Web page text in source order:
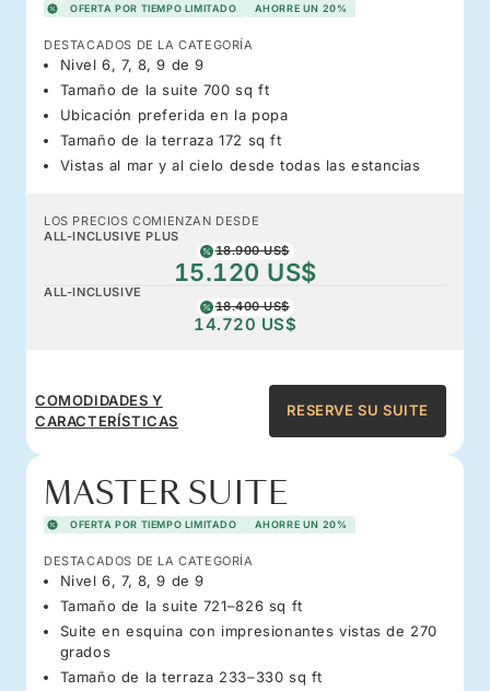
OFERTA POR TIEMPO LIMITADO AHORRE UN 20%
DESTACADOS DE LA CATEGORÍA
Nivel 6, 7, 8, 9 de 9
Tamaño de la suite 700 sq ft
Ubicación preferida en la popa
Tamaño de la terraza 172 sq ft
Vistas al mar y al cielo desde todas las estancias
LOS PRECIOS COMIENZAN DESDE
ALL-INCLUSIVE PLUS
18.900 US$
15.120 US$
ALL-INCLUSIVE
18.400 US$
14.720 US$
COMODIDADES Y
CARACTERÍSTICAS
RESERVE SU SUITE
MASTER SUITE
OFERTA POR TIEMPO LIMITADO AHORRE UN 20%
DESTACADOS DE LA CATEGORÍA
Nivel 6, 7, 8, 9 de 9
Tamaño de la suite 721–826 sq ft
Suite en esquina con impresionantes vistas de 270
grados
Tamaño de la terraza 233–330 sq ft